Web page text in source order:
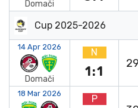
Domači
Cup 2025-2026
14 Apr 2026
Domači
N
1:1
18 Mar 2026 P